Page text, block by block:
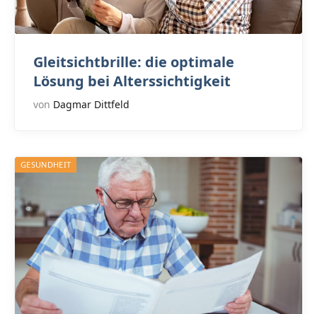
Gleitsichtbrille: die optimale
Lösung bei Alterssichtigkeit
von Dagmar Dittfeld
GESUNDHEIT